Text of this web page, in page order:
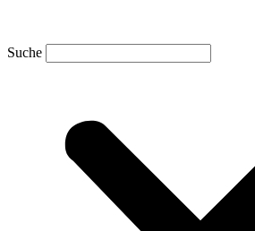
Suche